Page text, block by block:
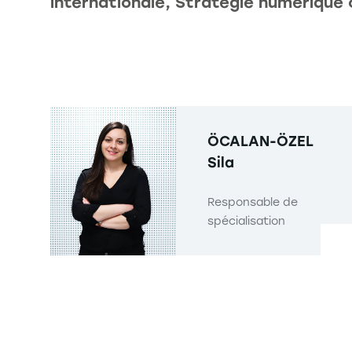
ÖCALAN-ÖZEL
Sila
Responsable de
spécialisation